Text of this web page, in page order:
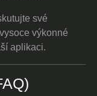
své
výkonné
aplikaci.